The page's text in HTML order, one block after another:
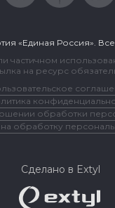
«Единая Россия».
частичном
на ресурс
обработки
обработку
Сделано в Extyl